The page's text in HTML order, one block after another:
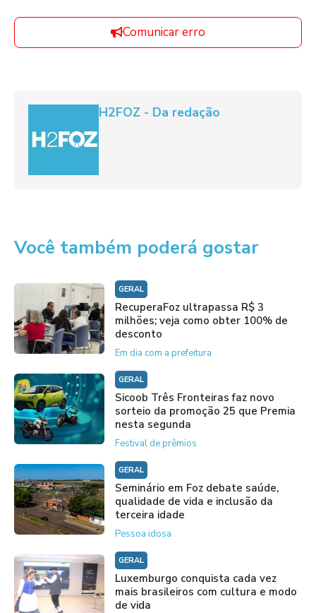
Comunicar erro
H2FOZ - Da redação
Você também poderá gostar
GERAL
RecuperaFoz ultrapassa R$ 3
milhões; veja como obter 100% de
desconto
Em dia com a prefeitura
GERAL
Sicoob Três Fronteiras faz novo
sorteio da promoção 25 que Premia
nesta segunda
Festival de prêmios
GERAL
Seminário em Foz debate saúde,
qualidade de vida e inclusão da
terceira idade
Pessoa idosa
GERAL
Luxemburgo conquista cada vez
mais brasileiros com cultura e modo
de vida